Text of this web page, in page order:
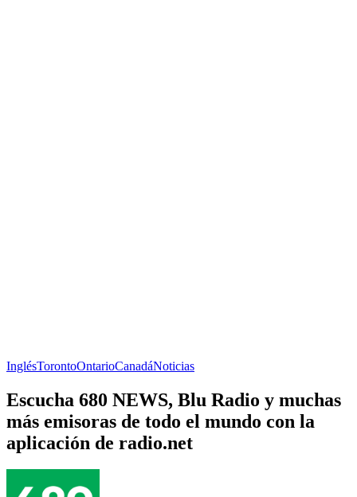
InglésTorontoOntarioCanadáNoticias
Escucha 680 NEWS, Blu Radio y muchas
más emisoras de todo el mundo con la
aplicación de radio.net